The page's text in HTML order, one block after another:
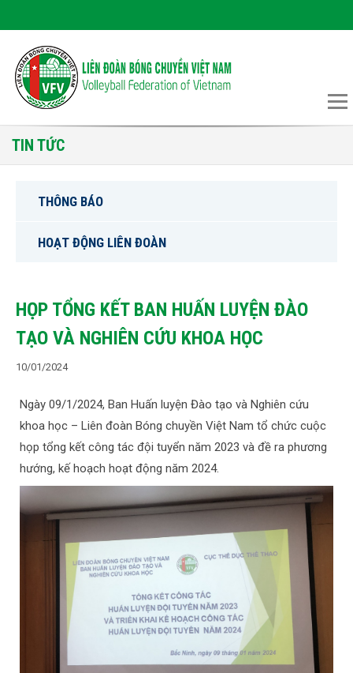
TIN TỨC
THÔNG BÁO
HOẠT ĐỘNG LIÊN ĐOÀN
HỌP TỔNG KẾT BAN HUẤN LUYỆN ĐÀO
TẠO VÀ NGHIÊN CỨU KHOA HỌC
10/01/2024
Ngày 09/1/2024, Ban Huấn luyện Đào tạo và Nghiên cứu
khoa học – Liên đoàn Bóng chuyền Việt Nam tổ chức cuộc
họp tổng kết công tác đội tuyển năm 2023 và đề ra phương
hướng, kế hoạch hoạt động năm 2024.